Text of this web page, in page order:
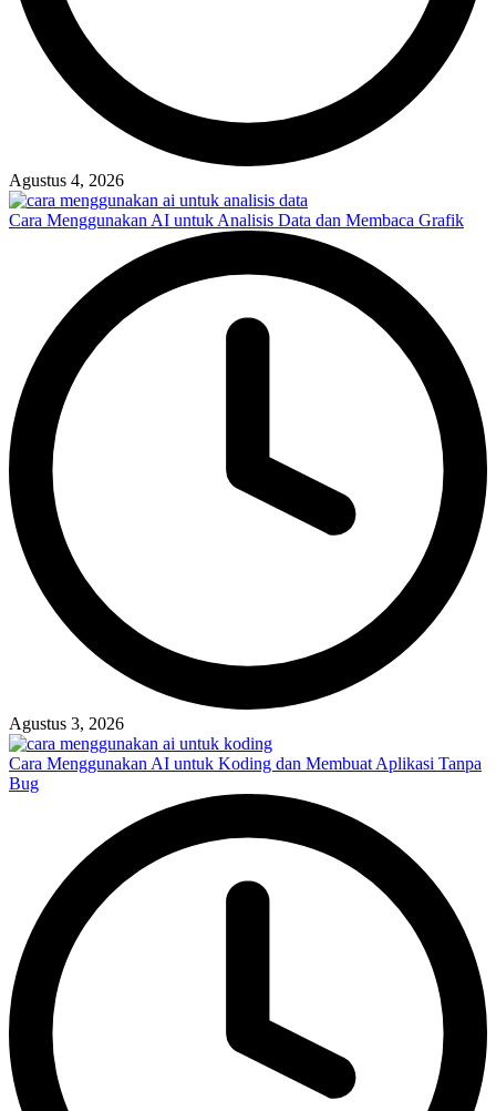
Agustus 4, 2026
Cara Menggunakan AI untuk Analisis Data dan Membaca Grafik
Agustus 3, 2026
Cara Menggunakan AI untuk Koding dan Membuat Aplikasi Tanpa
Bug